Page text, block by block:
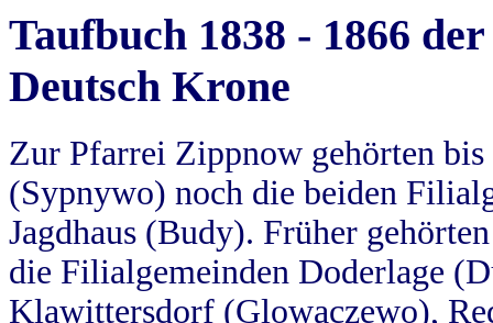
Taufbuch 1838 - 1866
Deutsch Krone
Zur Pfarrei Zippnow gehörten
(Sypnywo) noch die beiden
Jagdhaus (Budy). Früher
die Filialgemeinden Doderlage
Klawittersdorf (Glowaczewo),